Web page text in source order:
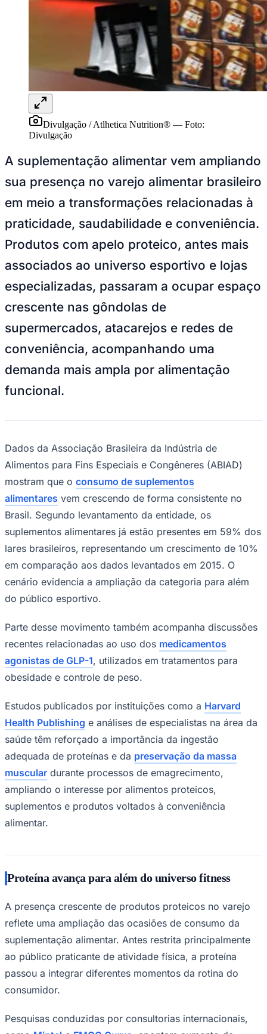
Juventude
Ceará
Goiás
Divulgação / Atlhetica Nutrition®
Divulgação
A suplementação alimentar vem ampliando
sua presença no varejo alimentar brasileiro
em meio a transformações relacionadas à
praticidade, saudabilidade e conveniência.
Produtos com apelo proteico, antes mais
associados ao universo esportivo e lojas
especializadas, passaram a ocupar espaço
crescente nas gôndolas de
supermercados, atacarejos e redes de
conveniência, acompanhando uma
demanda mais ampla por alimentação
funcional.
Dados da Associação Brasileira da Indústria de
mostram que oconsumo de suplementos
alimentaresvem crescendo de forma consistente no
Brasil. Segundo levantamento da entidade, os
suplementos alimentares já estão presentes em 59% dos
lares brasileiros, representando um crescimento de 10%
em comparação aos dados levantados em 2015. O
cenário evidencia a ampliação da categoria para além
do público esportivo.
Parte desse movimento também acompanha discussões
agonistas de GLP-1, utilizados em tratamentos para
obesidade e controle de peso.
Estudos publicados por instituições como a
saúde têm reforçado a importância da ingestão
adequada de proteínas e da preservação da massa
musculardurante processos de emagrecimento,
ampliando o interesse por alimentos proteicos,
suplementos e produtos voltados à conveniência
alimentar.
A presença crescente de produtos proteicos no varejo
suplementação alimentar. Antes restrita principalmente
ao público praticante de atividade física, a proteína
passou a integrar diferentes momentos da rotina do
consumidor.
Pesquisas conduzidas por consultorias internacionais,
interesse por alimentos que conciliem indulgência e